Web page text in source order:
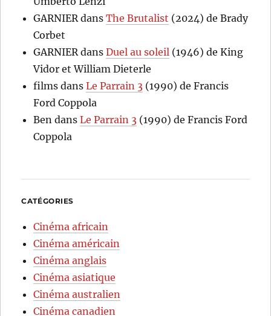
GARNIERdansThe Brutalist (2024) de Brady
Corbet
GARNIERdansDuel au soleil (1946) de King
Vidor et William Dieterle
films dansLe Parrain 3 (1990) de Francis
Ford Coppola
Ben dansLe Parrain 3 (1990) de Francis Ford
Coppola
CATÉGORIES
Cinéma africain
Cinéma américain
Cinéma anglais
Cinéma asiatique
Cinéma australien
Cinéma canadien